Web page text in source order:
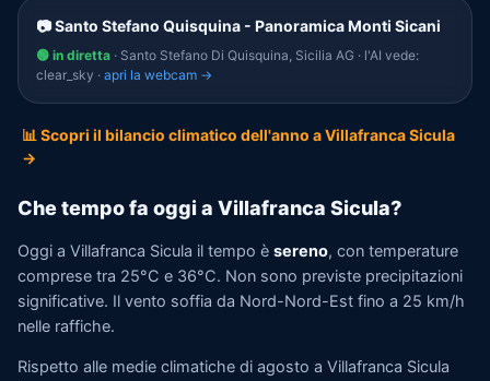
📷 Santo Stefano Quisquina - Panoramica Monti Sicani
🟢 in diretta · Santo Stefano Di Quisquina, Sicilia AG · l'AI vede:
clear_sky · apri la webcam →
📊 Scopri il bilancio climatico dell'anno a Villafranca Sicula
→
Che tempo fa oggi a Villafranca Sicula?
Oggi a Villafranca Sicula il tempo è sereno, con temperature
comprese tra 25°C e 36°C. Non sono previste precipitazioni
significative. Il vento soffia da Nord-Nord-Est fino a 25 km/h
nelle raffiche.
Rispetto alle medie climatiche di agosto a Villafranca Sicula